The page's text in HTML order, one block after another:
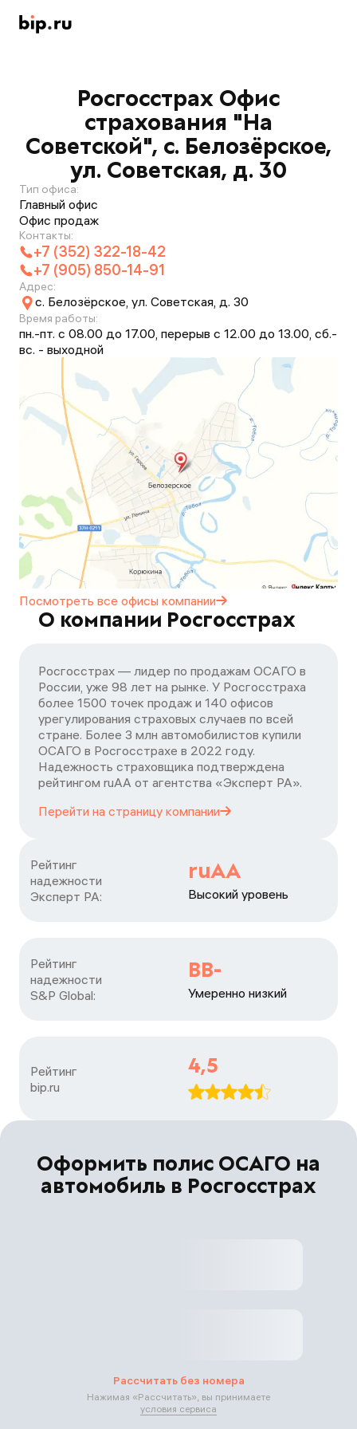
Росгосстрах Офис
страхования "На
Советской", с. Белозёрское,
ул. Советская, д. 30
Тип офиса:
Главный офис
Офис продаж
Контакты:
+7 (352) 322-18-42
+7 (905) 850-14-91
Адрес:
с. Белозёрское, ул. Советская, д. 30
Время работы:
пн.-пт. с 08.00 до 17.00, перерыв с 12.00 до 13.00, сб.-
вс. - выходной
Посмотреть все офисы компании
О компании Росгосстрах
Росгосстрах — лидер по продажам ОСАГО в
России, уже 98 лет на рынке. У Росгосстраха
более 1500 точек продаж и 140 офисов
урегулирования страховых случаев по всей
стране. Более 3 млн автомобилистов купили
ОСАГО в Росгосстрахе в 2022 году.
Надежность страховщика подтверждена
рейтингом ruАА от агентства «Эксперт РА».
Перейти на страницу компании
Рейтинг
надежности
Эксперт РА:
ruAA
Высокий уровень
Рейтинг
надежности
S&P Global:
BB-
Умеренно низкий
Рейтинг
bip.ru
4,5
Оформить полис ОСАГО на
автомобиль в Росгосстрах
Рассчитать без номера
Нажимая «Рассчитать», вы принимаете
условия сервиса